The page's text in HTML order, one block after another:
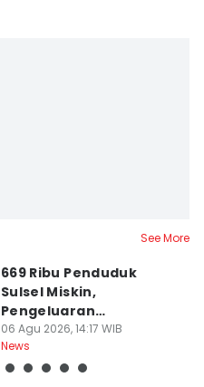
See More
669 Ribu Penduduk
Sulsel Miskin,
Pengeluaran
Terbesarnya Rokok
06 Agu 2026, 14:17 WIB
News